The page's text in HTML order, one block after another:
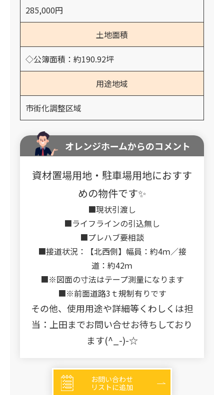
285,000円
土地面積
◇公簿面積：約190.92坪
用途地域
市街化調整区域
オレンジホームからのコメント
資材置場用地・駐車場用地におすす
めの物件です✨
■現状引渡し
■ライフラインの引込無し
■プレハブ要相談
■接道状況：【北西側】幅員：約4ｍ／接
道：約42ｍ
■※図面の寸法はテープ測量になります
■※前面道路3ｔ規制有りです
その他、使用用途や詳細等くわしくは担
当：上田までお問い合せお待ちしており
ます(^_-)-☆
お問い合わせ
リストに追加